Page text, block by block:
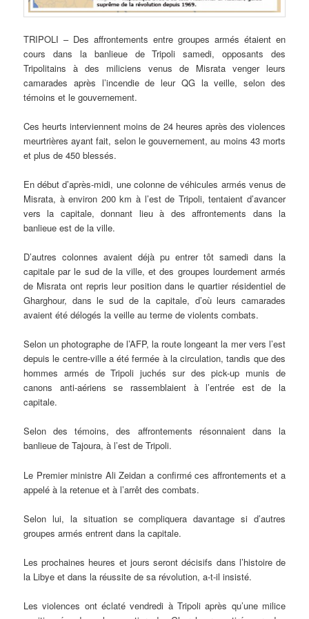
TRIPOLI– Des affrontements entre groupes armés étaient en
cours dans la banlieue de Tripoli samedi, opposants des
Tripolitains à des miliciens venus de Misrata venger leurs
camarades après l’incendie de leur QG la veille, selon des
témoins et le gouvernement.
Ces heurts interviennent moins de 24 heures après des violences
meurtrières ayant fait, selon le gouvernement, au moins 43 morts
et plus de 450 blessés.
En début d’après-midi, une colonne de véhicules armés venus de
Misrata, à environ 200 km à l’est de Tripoli, tentaient d’avancer
vers la capitale, donnant lieu à des affrontements dans la
banlieue est de la ville.
D’autres colonnes avaient déjà pu entrer tôt samedi dans la
capitale par le sud de la ville, et des groupes lourdement armés
de Misrata ont repris leur position dans le quartier résidentiel de
Gharghour, dans le sud de la capitale, d’où leurs camarades
avaient été délogés la veille au terme de violents combats.
Selon un photographe de l’AFP, la route longeant la mer vers l’est
depuis le centre-ville a été fermée à la circulation, tandis que des
hommes armés de Tripoli juchés sur des pick-up munis de
canons anti-aériens se rassemblaient à l’entrée est de la
capitale.
Selon des témoins, des affrontements résonnaient dans la
banlieue de Tajoura, à l’est de Tripoli.
Le Premier ministre Ali Zeidan a confirmé ces affrontements et a
appelé à la retenue et à l’arrêt des combats.
Selon lui, la situation se compliquera davantage si d’autres
groupes armés entrent dans la capitale.
Les prochaines heures et jours seront décisifs dans l’histoire de
la Libye et dans la réussite de sa révolution, a-t-il insisté.
Les violences ont éclaté vendredi à Tripoli après qu’une milice